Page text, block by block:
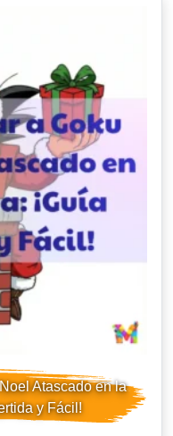
Atascado en la
y Fácil!